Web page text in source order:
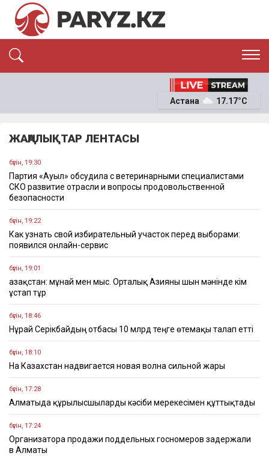
ЭКОНОМИКА
ОҚИҒА
Астана 17.17°C
ЖАҢАЛЫҚТАР ЛЕНТАСЫ
бүгін, 19:30
Партия «Ауыл» обсудила с ветеринарными специалистами
СКО развитие отрасли и вопросы продовольственной
безопасности
бүгін, 19:22
Как узнать свой избирательный участок перед выборами:
появился онлайн-сервис
бүгін, 19:01
Қазақстан: мұнай мен мыс. Орталық Азияны шын мәнінде кім
ұстап тұр
бүгін, 18:46
Нұрай Серікбайдың отбасы 10 млрд теңге өтемақы талап етті
бүгін, 18:10
На Казахстан надвигается новая волна сильной жары
бүгін, 17:28
Алматыда құрылысшыларды кәсіби мерекесімен құттықтады
бүгін, 17:24
Организатора продажи поддельных госномеров задержали
в Алматы